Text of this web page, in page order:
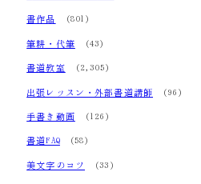
書作品 (801)
筆耕・代筆 (43)
書道教室 (2,305)
出張レッスン・外部書道講師 (96)
手書き動画 (126)
書道FAQ(58)
美文字のコツ (33)